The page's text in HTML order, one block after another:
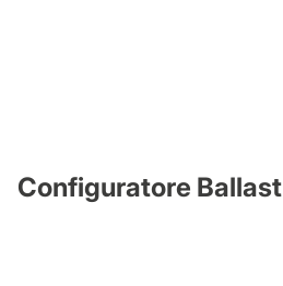
Configuratore Ballast